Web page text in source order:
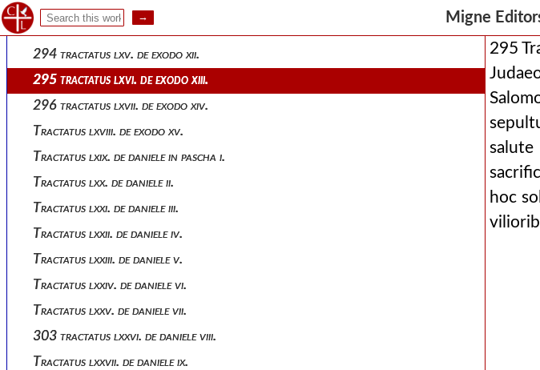
Migne
Tractatus lxiv. de exodo xi.
294 tractatus lxv. de exodo xii.
295 tractatus lxvi. de exodo xiii.
296 tractatus lxvii. de exodo xiv.
Tractatus lxviii. de exodo xv.
Tractatus lxix. de daniele in pascha i.
Tractatus lxx. de daniele ii.
Tractatus lxxi. de daniele iii.
Tractatus lxxii. de daniele iv.
Tractatus lxxiii. de daniele v.
Tractatus lxxiv. de daniele vi.
Tractatus lxxv. de daniele vii.
303 tractatus lxxvi. de daniele viii.
Tractatus lxxvii. de daniele ix.
295
salute
hoc